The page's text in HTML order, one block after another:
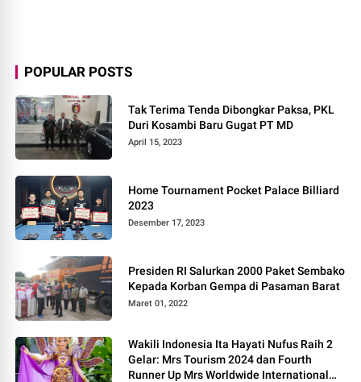
POPULAR POSTS
Tak Terima Tenda Dibongkar Paksa, PKL
Duri Kosambi Baru Gugat PT MD
April 15, 2023
Home Tournament Pocket Palace Billiard
2023
Desember 17, 2023
Presiden RI Salurkan 2000 Paket Sembako
Kepada Korban Gempa di Pasaman Barat
Maret 01, 2022
Wakili Indonesia Ita Hayati Nufus Raih 2
Gelar: Mrs Tourism 2024 dan Fourth
Runner Up Mrs Worldwide International